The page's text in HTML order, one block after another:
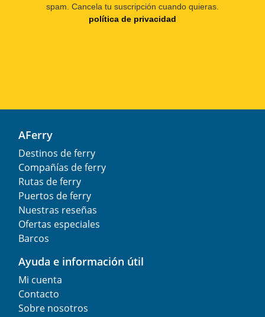
spam. Cancela tu suscripción cuando quieras.
política de privacidad
AFerry
Destinos de ferry
Compañías de ferry
Rutas de ferry
Puertos de ferry
Nuestras reseñas
Ofertas especiales
Barcos
Ayuda e información útil
Mi cuenta
Contacto
Sobre nosotros